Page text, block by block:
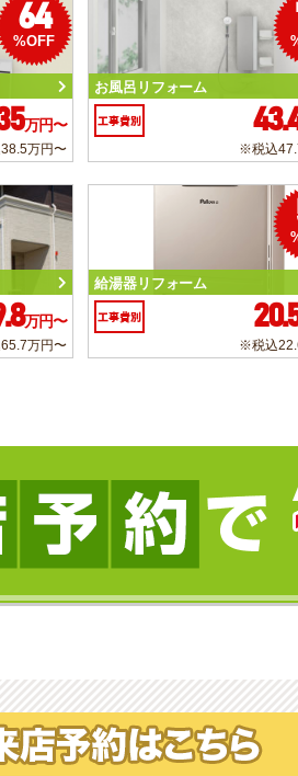
64
%OFF
万円〜
万円〜
お風呂リフォーム
工事費別
※税込
万円〜
万円〜
給湯器リフォーム
工事費別
※税込